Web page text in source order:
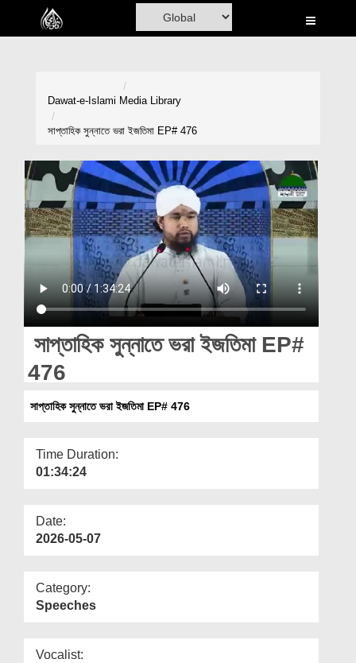
Home
Volunteer Portal
Rohani Ilaj
Magazine
Departments
Dawat-e-Islami Media Library
সাপ্তাহিক সুন্নাতে ভরা ইজতিমা EP# 476
সাপ্তাহিক সুন্নাতে ভরা ইজতিমা EP#
476
সাপ্তাহিক সুন্নাতে ভরা ইজতিমা EP# 476
Time Duration:
01:34:24
Date:
2026-05-07
Category:
Speeches
Vocalist: